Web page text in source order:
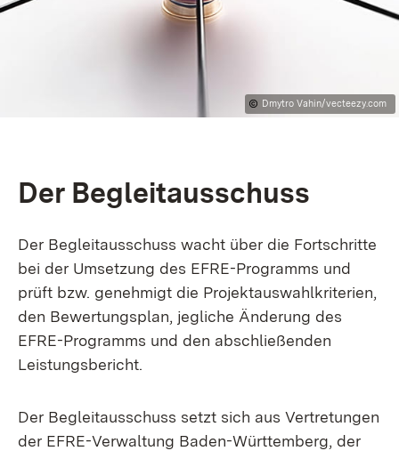
Dmytro Vahin/vecteezy.com
Der Begleitausschuss
Der Begleitausschuss wacht über die Fortschritte
bei der Umsetzung des EFRE-Programms und
prüft bzw. genehmigt die Projektauswahlkriterien,
den Bewertungsplan, jegliche Änderung des
EFRE-Programms und den abschließenden
Leistungsbericht.
Der Begleitausschuss setzt sich aus Vertretungen
der EFRE-Verwaltung Baden-Württemberg, der